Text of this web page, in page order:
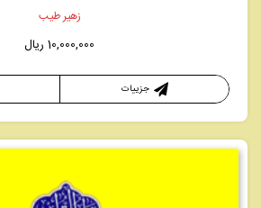
زهیر طیب
10,000,000 ریال
جزییات